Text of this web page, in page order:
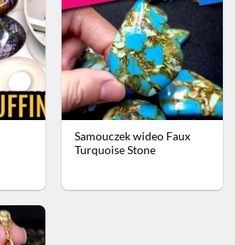
Samouczek wideo Faux
Turquoise Stone